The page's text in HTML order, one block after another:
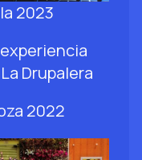
2023
2022